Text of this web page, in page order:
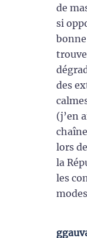
de
si
des
(j’en
lors
la
les